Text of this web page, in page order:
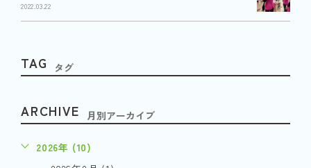
2022.03.22
TAG タグ
ARCHIVE 月別アーカイブ
2026年 (10)